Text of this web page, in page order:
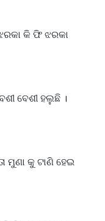
କି ଫି ଝରକା
ବେଶୀ ହଲୁଛି ।
ମୁଣା କୁ ଟାଣି ହେଇ